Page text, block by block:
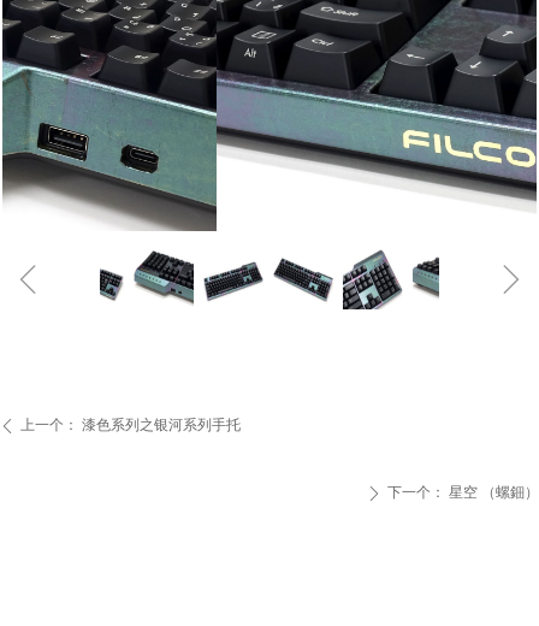
ꁆ ꁇ
ꄴ 上一个： 漆色系列之银河系列手托
ꄲ 下一个： 星空 （螺鈿）